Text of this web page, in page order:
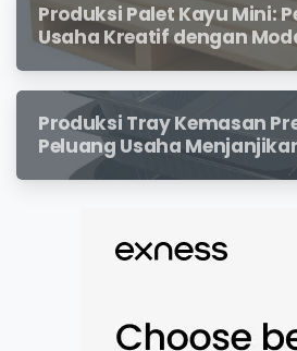
Produksi Palet Kayu Mini:
Usaha Kreatif dengan
Terjangkau dan Potensi
Produksi Tray Kemasan
Peluang Usaha
Packaging Modern